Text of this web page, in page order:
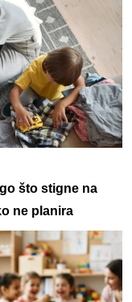
što stigne na
ne planira